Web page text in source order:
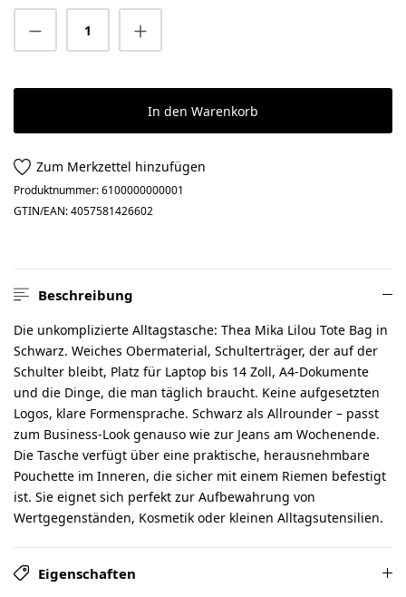
Produkt Anzahl: Gib den gewünschten
In den Warenkorb
Zum Merkzettel hinzufügen
Produktnummer:6100000000001
GTIN/EAN:4057581426602
Beschreibung
Die unkomplizierte Alltagstasche: Thea Mika Lilou Tote Bag in
Schwarz. Weiches Obermaterial, Schulterträger, der auf der
Schulter bleibt, Platz für Laptop bis 14 Zoll, A4-Dokumente
und die Dinge, die man täglich braucht. Keine aufgesetzten
Logos, klare Formensprache. Schwarz als Allrounder – passt
zum Business-Look genauso wie zur Jeans am Wochenende.
Die Tasche verfügt über eine praktische, herausnehmbare
Pouchette im Inneren, die sicher mit einem Riemen befestigt
ist. Sie eignet sich perfekt zur Aufbewahrung von
Wertgegenständen, Kosmetik oder kleinen Alltagsutensilien.
Eigenschaften